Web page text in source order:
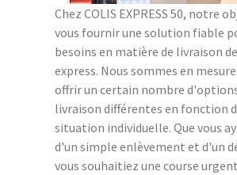
Chez COLIS EXPRESS 50, notre
vous fournir une solution fiable
besoins en matière de livraison
express. Nous sommes en
offrir un certain nombre
livraison différentes en fonction
situation individuelle. Que vous
d'un simple enlèvement et d'un
vous souhaitiez une course